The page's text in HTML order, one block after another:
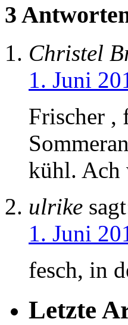
3
Christel
1. Juni
Frischer ,
kühl. Ach
ulrike
1. Juni
fesch, in
Letzte